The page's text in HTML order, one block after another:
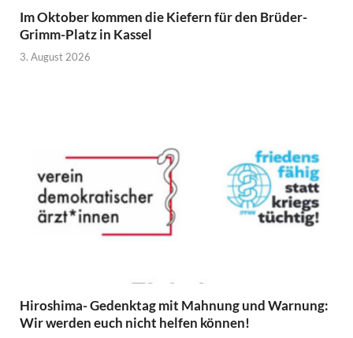
Im Oktober kommen die Kiefern für den Brüder-
Grimm-Platz in Kassel
3. August 2026
Hiroshima- Gedenktag mit Mahnung und Warnung:
Wir werden euch nicht helfen können!